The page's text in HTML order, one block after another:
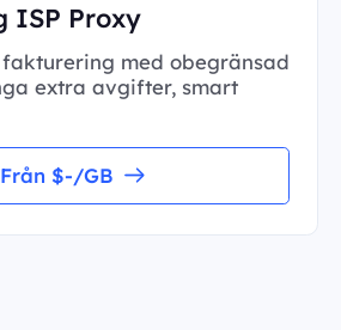
ISP Proxy
med obegränsad
extra avgifter, smart
Från $-/GB